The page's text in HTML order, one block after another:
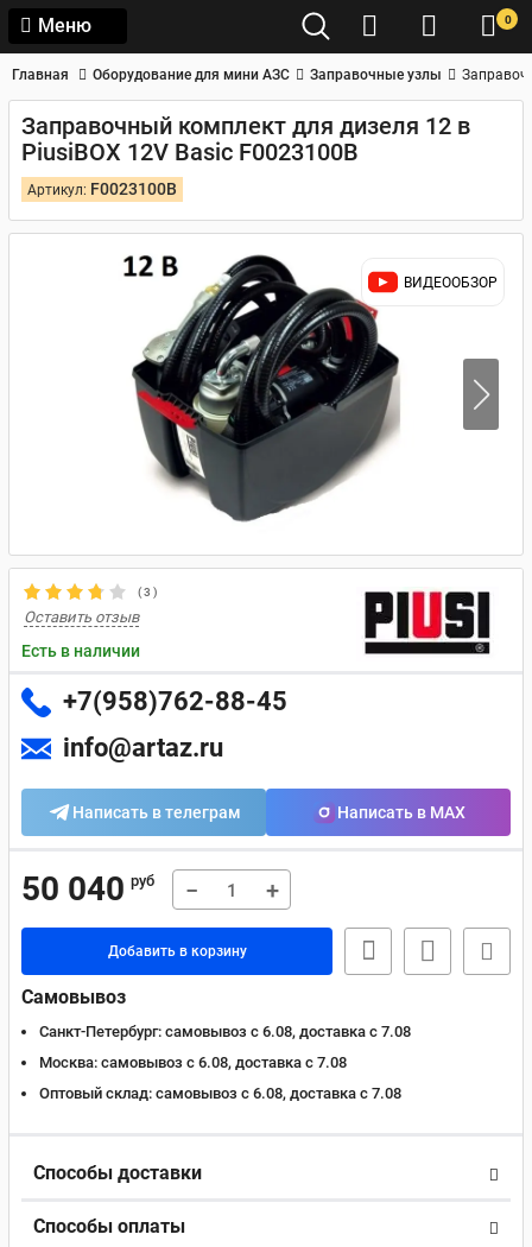
Меню 0
Главная Оборудование для мини АЗС Заправочные узлы
Заправочный комплект для дизеля 12 в
PiusiBOX 12V Basic F0023100B
Артикул: F0023100B
ВИДЕООБЗОР
(3 )
Оставить отзыв
Есть в наличии
+7(958)762-88-45
info@artaz.ru
Написать в телеграм Написать в MAX
50 040 руб − +
Добавить в корзину
Самовывоз
Санкт-Петербург: самовывоз с 6.08, доставка c 7.08
Москва: самовывоз с 6.08, доставка c 7.08
Оптовый склад: самовывоз с 6.08, доставка c 7.08
Способы доставки
Способы оплаты